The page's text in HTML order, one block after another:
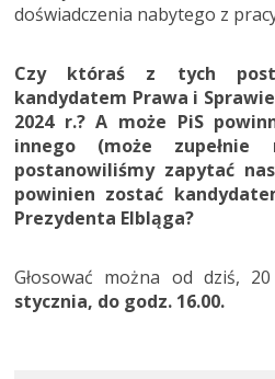
doświadczenia nabytego z
Czy któraś z tych
kandydatem Prawa i
2024 r.? A może PiS
innego (może zupełnie
postanowiliśmy zapytać
powinien zostać
Prezydenta Elbląga?
Głosować można od dziś,
stycznia, do godz. 16.00.